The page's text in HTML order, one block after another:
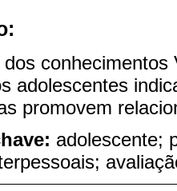
adolescentes
promovem
adolescente;